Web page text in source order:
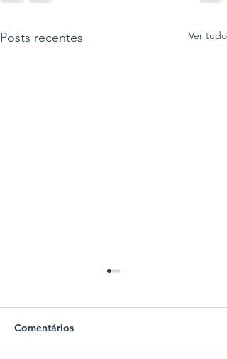
Posts recentes Ver tudo
Comentários